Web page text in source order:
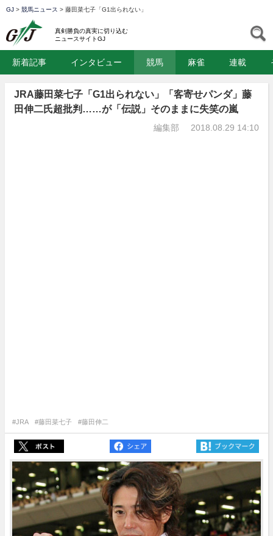
GJ > 競馬ニュース > 藤田菜七子「G1出られない」
真剣勝負の真実に切り込む
ニュースサイトGJ
新着記事 インタビュー 競馬 麻雀 連載
JRA藤田菜七子「G1出られない」「客寄せパンダ」藤
田伸二氏超批判……が「伝説」そのままに失笑の嵐
編集部 2018.08.29 14:10
#JRA #藤田菜七子 #藤田伸二